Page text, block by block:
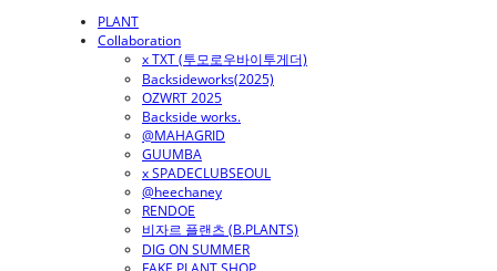
PLANT
Collaboration
x TXT (투모로우바이투게더)
Backsideworks(2025)
OZWRT 2025
Backside works.
@MAHAGRID
GUUMBA
x SPADECLUBSEOUL
@heechaney
RENDOE
비자르 플랜츠 (B.PLANTS)
DIG ON SUMMER